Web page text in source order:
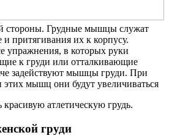
стороны. Грудные мышцы служат
и притягивания их к корпусу.
упражнения, в которых руки
к груди или отталкивающие
задействуют мышцы груди. При
этих мышц они будут увеличиваться
атлетическую грудь.
груди